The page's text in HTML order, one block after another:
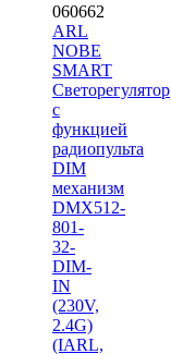
060662
ARL
NOBE
SMART
Светорегулятор
с
функцией
радиопульта
DIM
механизм
DMX512-
801-
32-
DIM-
IN
(230V,
2.4G)
(IARL,